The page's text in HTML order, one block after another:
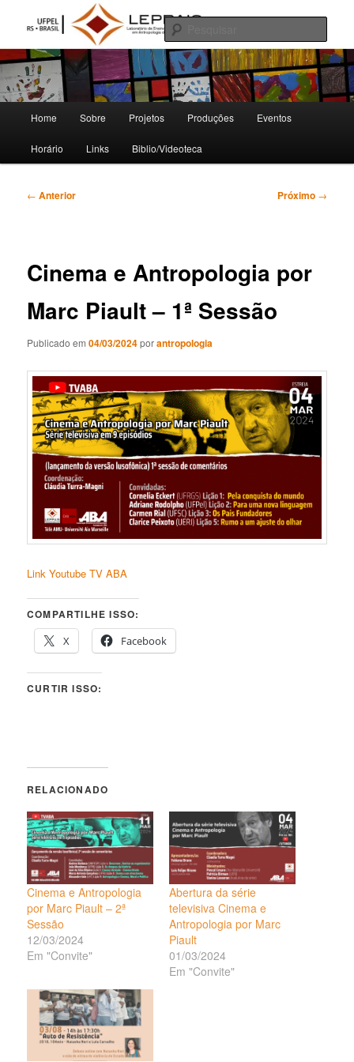
conteúdo
principalLEPPAIS
Laboratório de Ensino, Pesquisa e Produção em Antropologia da Imagem e
do Som
principal
Home Sobre Projetos Produções Eventos
Horário Links Biblio/Videoteca
Navegação
← Anterior Próximo →
Cinema e Antropologia por
Marc Piault – 1ª Sessão
Publicado em04/03/2024porantropologia
Link Youtube TV ABA
COMPARTILHE ISSO:
X
Facebook
CURTIR ISSO:
RELACIONADO
Cinema e Antropologia
por Marc Piault – 2ª
Sessão
12/03/2024
Em "Convite"
Abertura da série
televisiva Cinema e
Antropologia por Marc
Piault
01/03/2024
Em "Convite"